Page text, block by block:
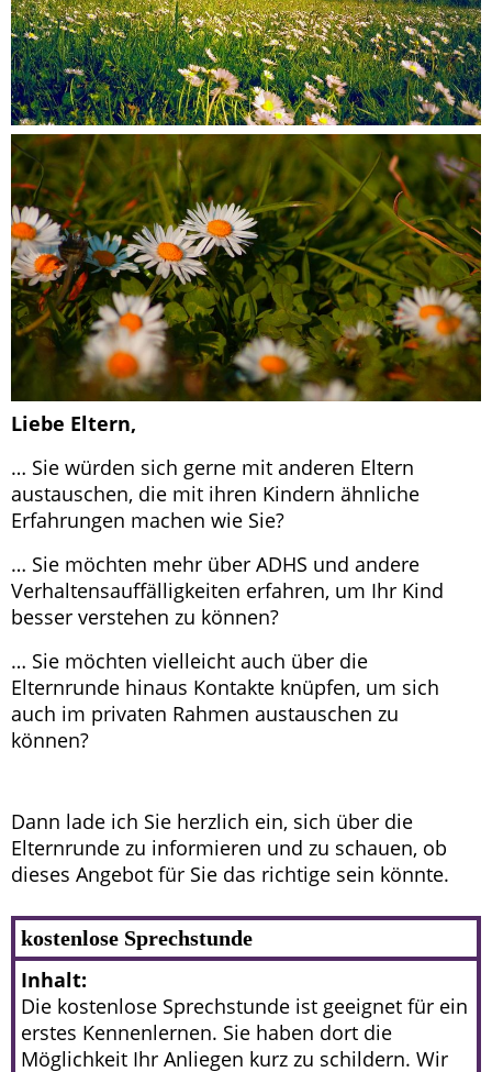
Liebe Eltern,
… Sie würden sich gerne mit anderen Eltern
austauschen, die mit ihren Kindern ähnliche
Erfahrungen machen wie Sie?
… Sie möchten mehr über ADHS und andere
Verhaltensauffälligkeiten erfahren, um Ihr Kind
besser verstehen zu können?
… Sie möchten vielleicht auch über die
Elternrunde hinaus Kontakte knüpfen, um sich
auch im privaten Rahmen austauschen zu
können?
Dann lade ich Sie herzlich ein, sich über die
Elternrunde zu informieren und zu schauen, ob
dieses Angebot für Sie das richtige sein könnte.
kostenlose Sprechstunde
Inhalt:
Die kostenlose Sprechstunde ist geeignet für ein
erstes Kennenlernen. Sie haben dort die
Möglichkeit Ihr Anliegen kurz zu schildern. Wir